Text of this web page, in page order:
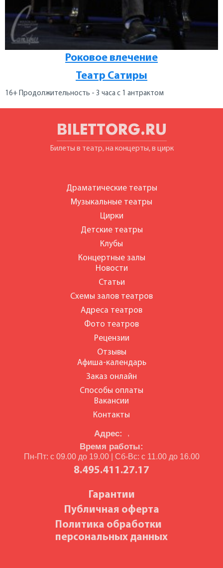
Роковое влечение
Театр Сатиры
16+ Продолжительность - 3 часа с 1 антрактом
BILETTORG.RU
Билеты в театр, на концерты, в цирк
Адрес: ,
Время работы:
Пн-Пт: с 09.00 до 19.00 | Сб-Вс: с 11.00 до 16.00
8.495.411.27.17
Гарантии
Публичная оферта
Политика обработки
персональных данных
Драматические театры
Музыкальные театры
Цирки
Детские театры
Клубы
Концертные залы
Новости
Статьи
Схемы залов театров
Адреса театров
Фото театров
Рецензии
Отзывы
Афиша-календарь
Заказ онлайн
Способы оплаты
Вакансии
Контакты